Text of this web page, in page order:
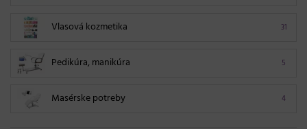
31
Vlasová kozmetika
5
Pedikúra, manikúra
4
Masérske potreby